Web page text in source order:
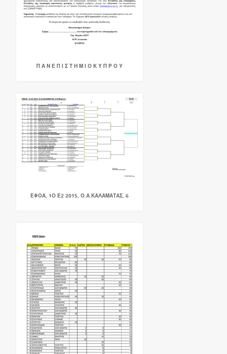
Π Α Ν Ε Π Ι Σ Τ Η Μ Ι Ο Κ Υ Π Ρ Ο Υ
ΕΦΟΑ, 1Ο Ε2 2015, Ο.Α.ΚΑΛΑΜΑΤΑΣ, 6